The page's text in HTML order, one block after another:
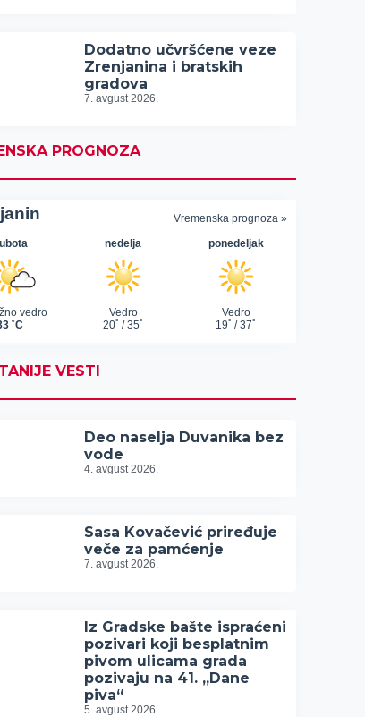
Dodatno učvršćene veze
Zrenjanina i bratskih
gradova
7. avgust 2026.
PROGNOZA
VESTI
Deo naselja Duvanika bez
vode
4. avgust 2026.
Sasa Kovačević priređuje
veče za pamćenje
7. avgust 2026.
Iz Gradske bašte ispraćeni
pozivari koji besplatnim
pivom ulicama grada
pozivaju na 41. „Dane
piva“
5. avgust 2026.